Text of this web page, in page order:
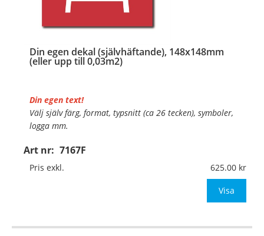
Din egen dekal (självhäftande), 148x148mm
(eller upp till 0,03m2)
Art nr: 7167F
Din egen text!
Välj själv färg, format, typsnitt (ca 26 tecken), symboler,
logga mm.
Material:Självhäftande folie
Mått:148x148mm (eller annat mått upp till 0,03m²)
Pris exkl. 625.00
Visa